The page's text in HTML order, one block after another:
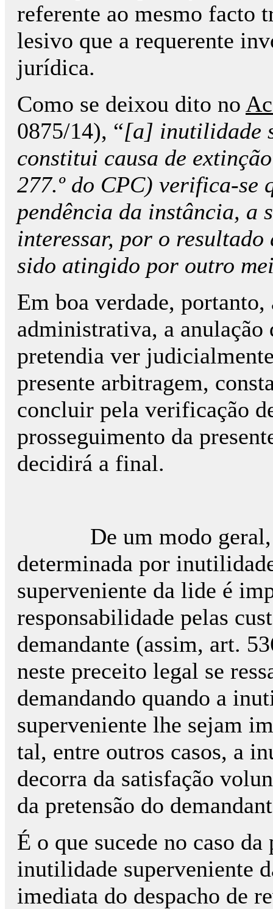
referente ao mesmo facto
lesivo que a requerente
jurídica.
Como se deixou dito no
0875/14), “[a] inutilidade
constitui causa de
277.º do CPC) verifica-
pendência da instância, a
interessar, por o
sido atingido por outro
Em boa verdade,
administrativa, a
pretendia ver
presente arbitragem,
concluir pela verificação
prossegui­mento da
decidirá a final.
De um modo geral, a
determinada por
superveniente da lide é
responsabilidade pelas
demandante (assim, art.
neste preceito legal se
demandando quando a
superveniente lhe sejam
tal, entre outros casos, a
decorra da satisfação
da pretensão do
É o que sucede no caso
inutilidade superveniente
imediata do despacho de